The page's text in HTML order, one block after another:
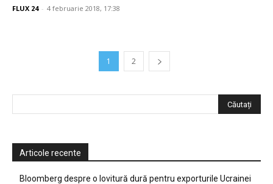
FLUX 24 - 4 februarie 2018, 17:38
1 2
Articole recente
Bloomberg despre o lovitură dură pentru exporturile Ucrainei